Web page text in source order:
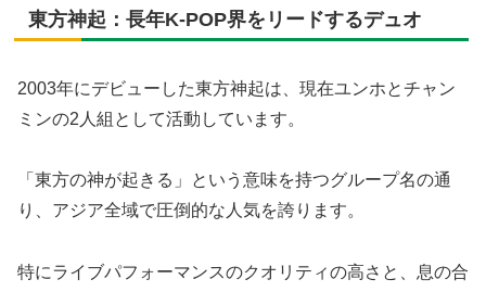
東方神起：長年K-POP界をリードするデュオ
2003年にデビューした東方神起は、現在ユンホとチャン
ミンの2人組として活動しています。
「東方の神が起きる」という意味を持つグループ名の通
り、アジア全域で圧倒的な人気を誇ります。
特にライブパフォーマンスのクオリティの高さと、息の合